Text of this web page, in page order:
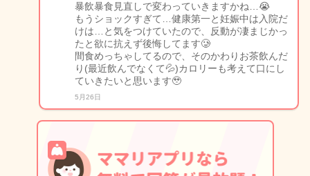
暴飲暴食見直しで変わっていきますかね…😭
もうショックすぎて…健康第一と妊娠中は入院だ
けは…と気をつけていたので、反動が凄まじかっ
たと欲に抗えず後悔してます🥲
間食めっちゃしてるので、そのかわりお茶飲んだ
り(最近飲んでなくて💦)カロリーも考えて口にし
ていきたいと思います🥹
5月26日